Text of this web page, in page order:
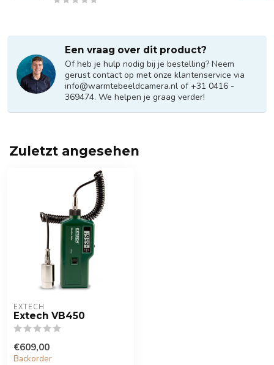
Een vraag over dit product?
Of heb je hulp nodig bij je bestelling? Neem
gerust contact op met onze klantenservice via
info@warmtebeeldcamera.nl of +31 0416 -
369474. We helpen je graag verder!
Zuletzt angesehen
EXTECH
Extech VB450
€609,00
Backorder